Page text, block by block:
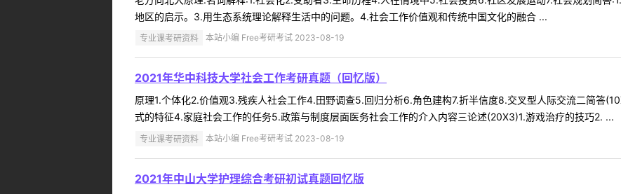
地区的启示。3.用生态系统理论解释生活中的问题。4.社会工作价值观和传统中国文化的融合 ...
专业课考研资料 本站小编 Free考研考试 2023-08-19
2021年华中科技大学社会工作考研真题（回忆版）
原理1.个体化2.价值观3.残疾人社会工作4.田野调查5.回归分析6.角色建构7.折半信度8.交叉型人际交流二简答
式的特征4.家庭社会工作的任务5.政策与制度层面医务社会工作的介入内容三论述(20X3)1.游戏治疗的技巧2. ...
专业课考研资料 本站小编 Free考研考试 2023-08-19
2021年中山大学护理综合考研初试真题回忆版